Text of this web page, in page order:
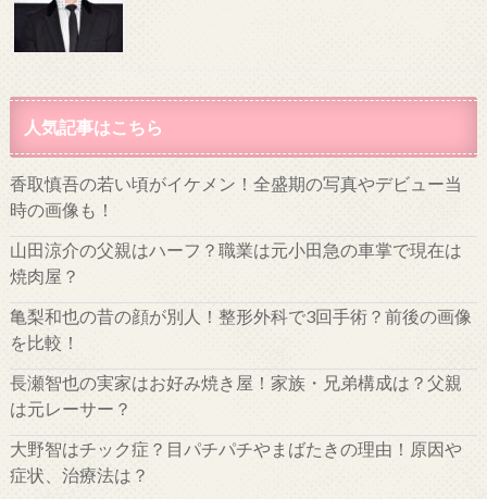
人気記事はこちら
香取慎吾の若い頃がイケメン！全盛期の写真やデビュー当
時の画像も！
山田涼介の父親はハーフ？職業は元小田急の車掌で現在は
焼肉屋？
亀梨和也の昔の顔が別人！整形外科で3回手術？前後の画像
を比較！
長瀬智也の実家はお好み焼き屋！家族・兄弟構成は？父親
は元レーサー？
大野智はチック症？目パチパチやまばたきの理由！原因や
症状、治療法は？